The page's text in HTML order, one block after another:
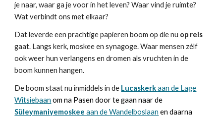
je naar, waar ga je voor in het leven? Waar vind je ruimte?
Wat verbindt ons met elkaar?
Dat leverde een prachtige papieren boom op die nu op reis
gaat. Langs kerk, moskee en synagoge. Waar mensen zélf
ook weer hun verlangens en dromen als vruchten in de
boom kunnen hangen.
De boom staat nu inmiddels in de Lucaskerkaan de Lage
Witsiebaan om na Pasen door te gaan naar de
Süleymaniyemoskee aan de Wandelboslaan en daarna